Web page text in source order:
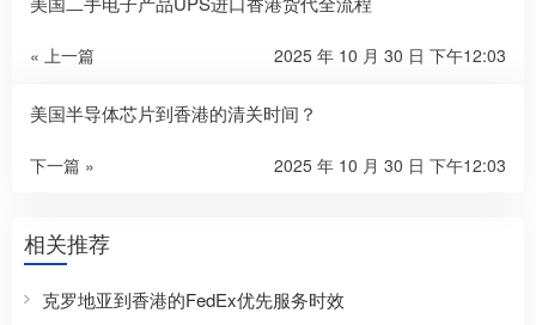
« 上一篇 2025 年 10 月 30 日 下午12:03
美国半导体芯片到香港的清关时间？
下一篇 » 2025 年 10 月 30 日 下午12:03
相关推荐
克罗地亚到香港的FedEx优先服务时效